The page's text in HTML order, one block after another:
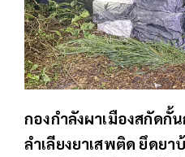
กองกำลังผาเมืองสกัด
ลำเลียงยาเสพติด ยึดยา